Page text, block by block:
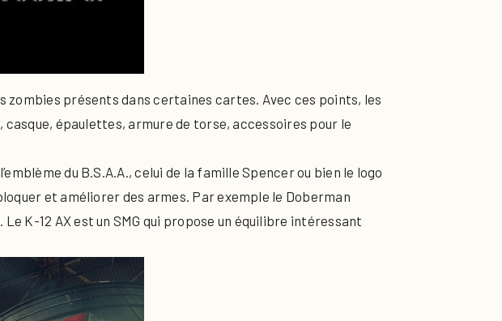
présents dans certaines cartes. Avec ces points, les
casque, épaulettes, armure de torse, accessoires pour le
du B.S.A.A., celui de la famille Spencer ou bien le logo
et améliorer des armes. Par exemple le Doberman
K-12 AX est un SMG qui propose un équilibre intéressant